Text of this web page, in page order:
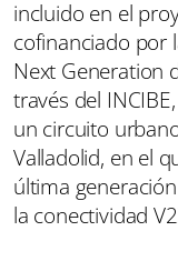
incluido en el
cofinanciado por
Next Generation
través del
un circuito
Valladolid, en el
última
la conectividad